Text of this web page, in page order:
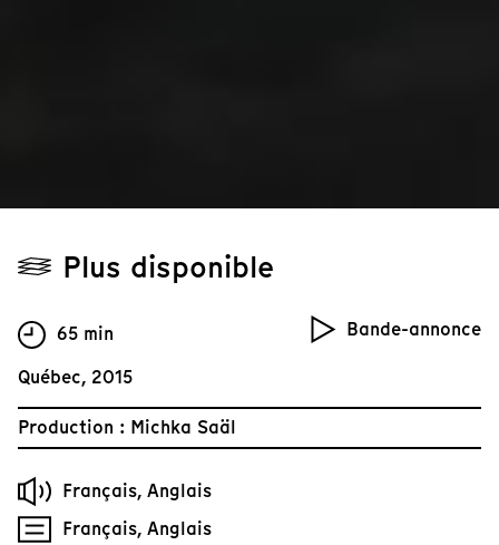
Plus disponible
Bande-annonce
65 min
Québec, 2015
Production : Michka Saäl
Français, Anglais
Français, Anglais